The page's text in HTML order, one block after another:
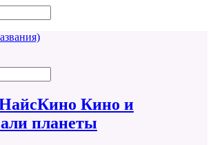
Кино и
планеты